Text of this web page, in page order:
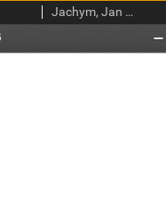
Jachym, Jan Tadeusz, ks.